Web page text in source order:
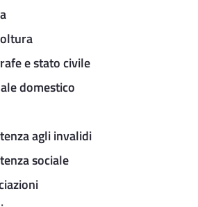
e stato civile
domestico
agli invalidi
sociale